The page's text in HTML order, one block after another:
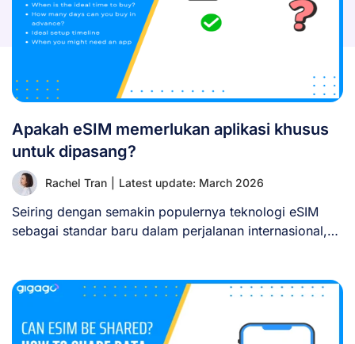
Apakah eSIM memerlukan aplikasi khusus
untuk dipasang?
Rachel Tran Latest update: March 2026
Seiring dengan semakin populernya teknologi eSIM
sebagai standar baru dalam perjalanan internasional,